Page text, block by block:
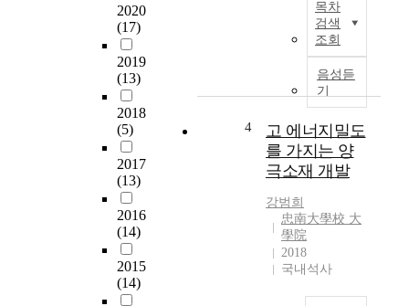
2020
(17)
2019
(13)
2018
(5)
2017
(13)
2016
(14)
2015
(14)
목차
검색
조회
음성듣
기
4
고 에너지밀도
를 가지는 양
극소재 개발
강범희
忠南大學校 大
學院
2018
국내석사